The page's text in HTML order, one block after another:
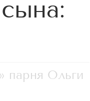
парня Ольги